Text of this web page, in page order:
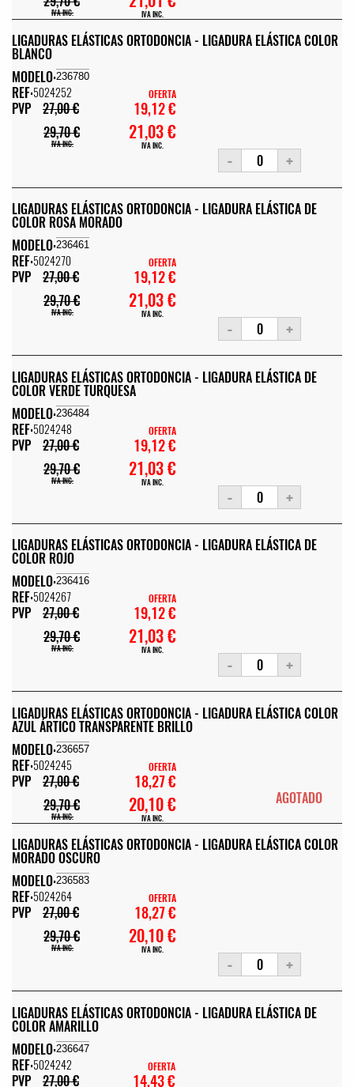
IVA INC. IVA INC.
LIGADURAS ELÁSTICAS ORTODONCIA - LIGADURA ELÁSTICA COLOR
BLANCO
MODELO:236780
REF:5024252
PVP
27,00 €
29,70 €
IVA INC.
OFERTA
19,12 €
21,03 €
IVA INC.
- +
LIGADURAS ELÁSTICAS ORTODONCIA - LIGADURA ELÁSTICA DE
COLOR ROSA MORADO
MODELO:236461
REF:5024270
PVP
27,00 €
29,70 €
IVA INC.
OFERTA
19,12 €
21,03 €
IVA INC.
- +
LIGADURAS ELÁSTICAS ORTODONCIA - LIGADURA ELÁSTICA DE
COLOR VERDE TURQUESA
MODELO:236484
REF:5024248
PVP
27,00 €
29,70 €
IVA INC.
OFERTA
19,12 €
21,03 €
IVA INC.
- +
LIGADURAS ELÁSTICAS ORTODONCIA - LIGADURA ELÁSTICA DE
COLOR ROJO
MODELO:236416
REF:5024267
PVP
27,00 €
29,70 €
IVA INC.
OFERTA
19,12 €
21,03 €
IVA INC.
- +
LIGADURAS ELÁSTICAS ORTODONCIA - LIGADURA ELÁSTICA COLOR
AZUL ÁRTICO TRANSPARENTE BRILLO
MODELO:236657
REF:5024245
PVP
27,00 €
29,70 €
IVA INC.
OFERTA
18,27 €
20,10 €
IVA INC.
AGOTADO
LIGADURAS ELÁSTICAS ORTODONCIA - LIGADURA ELÁSTICA COLOR
MORADO OSCURO
MODELO:236583
REF:5024264
PVP
27,00 €
29,70 €
IVA INC.
OFERTA
18,27 €
20,10 €
IVA INC.
- +
LIGADURAS ELÁSTICAS ORTODONCIA - LIGADURA ELÁSTICA DE
COLOR AMARILLO
MODELO:236647
REF:5024242
PVP
27,00 €
OFERTA
14,43 €